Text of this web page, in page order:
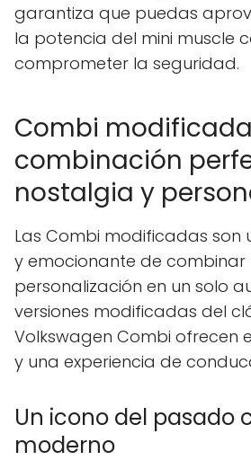
garantiza que puedas
la potencia del mini muscle
comprometer la seguridad.
Combi
combinación
nostalgia y
Las Combi modificadas son
y emocionante de
personalización en un solo
versiones modificadas del
Volkswagen Combi ofrecen
y una experiencia de
Un icono del pasado
moderno